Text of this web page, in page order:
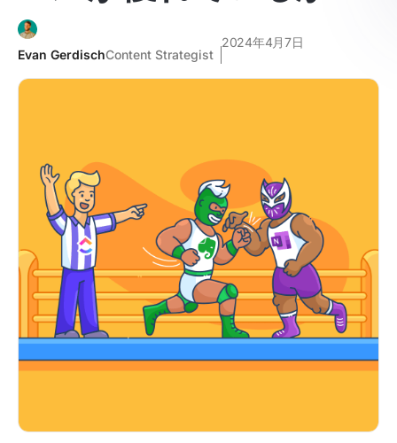
Evan GerdischContent Strategist
2024年4月7日